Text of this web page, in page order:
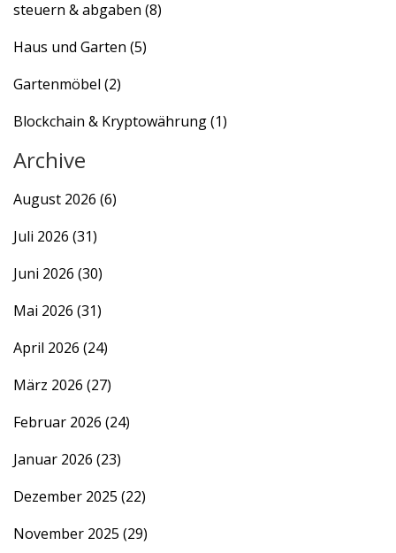
steuern & abgaben (8)
Haus und Garten (5)
Gartenmöbel (2)
Blockchain & Kryptowährung(1)
Archive
August 2026 (6)
Juli 2026 (31)
Juni 2026 (30)
Mai 2026 (31)
April 2026 (24)
März 2026 (27)
Februar 2026 (24)
Januar 2026 (23)
Dezember 2025 (22)
November 2025 (29)